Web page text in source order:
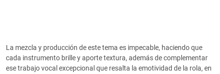
La mezcla y producción de este tema es impecable, haciendo que
cada instrumento brille y aporte textura, además de complementar
ese trabajo vocal excepcional que resalta la emotividad de la rola, en